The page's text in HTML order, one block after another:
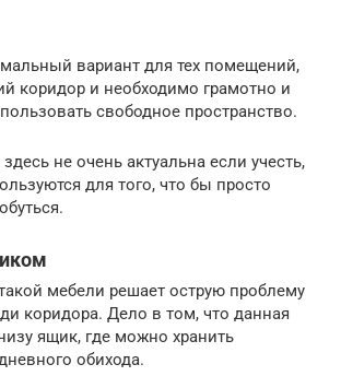
вариант для тех помещений,
коридор и необходимо грамотно и
свободное пространство.
не очень актуальна если учесть,
для того, что бы просто
мебели решает острую проблему
коридора. Дело в том, что данная
ящик, где можно хранить
обихода.